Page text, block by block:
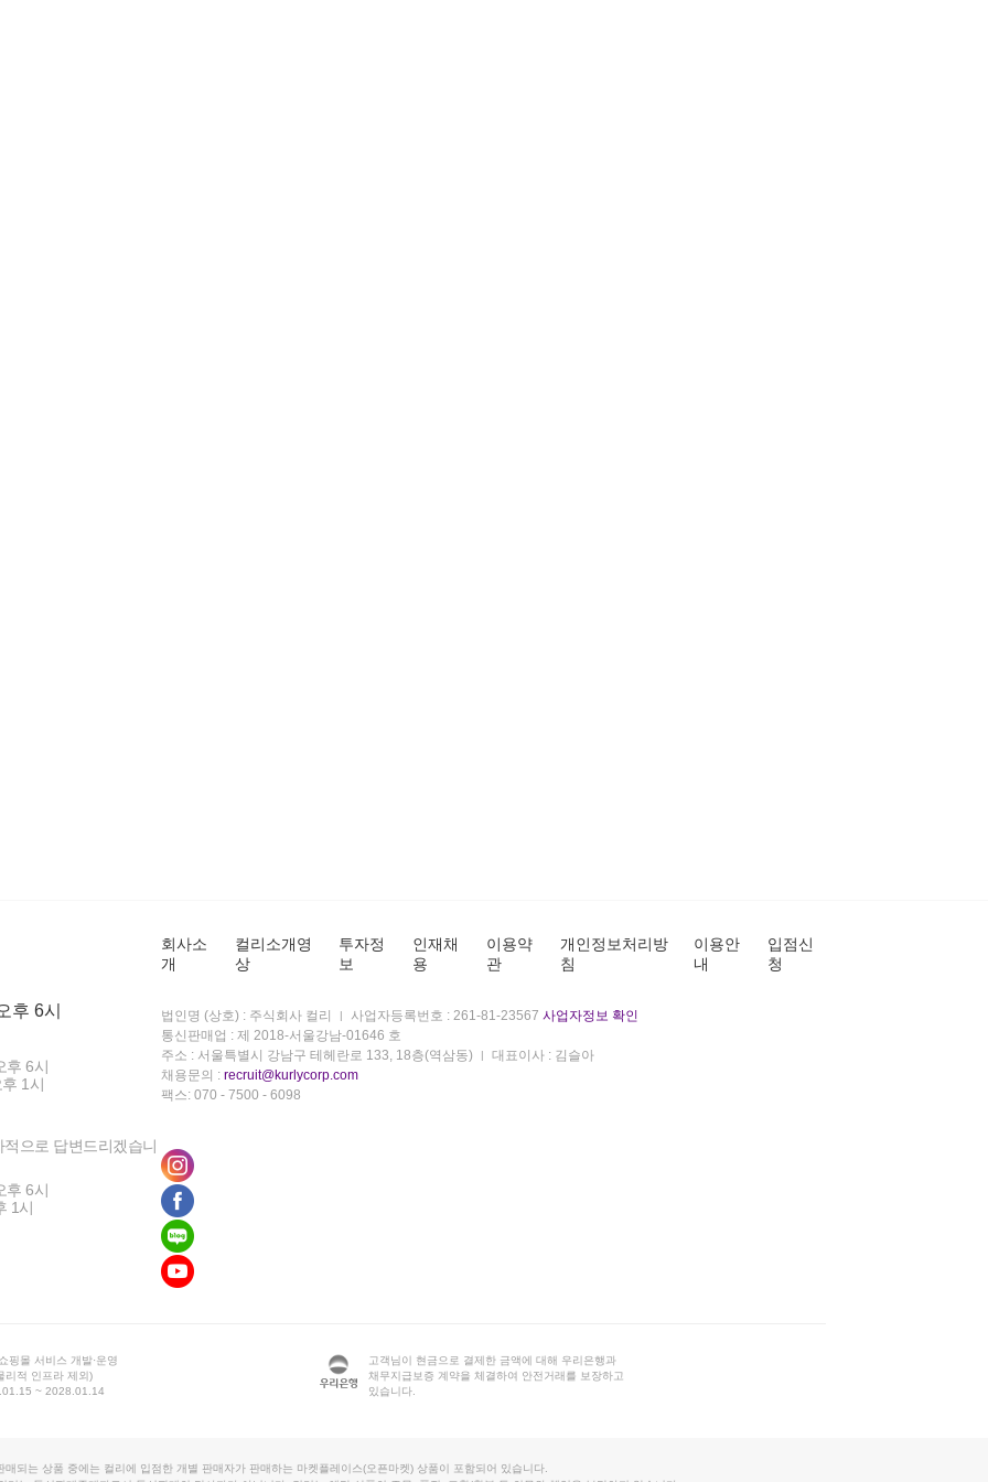
후 6시
후 6시
1시
으로 답변드리겠습니
후 6시
1시
회사소
개
컬리소개영
상
투자정
보
인재채
용
이용약
관
개인정보처리방
침
이용안
내
입점신
청
법인명 (상호) : 주식회사 컬리 사업자등록번호 : 261-81-23567 사업자정보 확인
통신판매업 : 제 2018-서울강남-01646 호
주소 : 서울특별시 강남구 테헤란로 133, 18층(역삼동)
대표이사 : 김슬아
채용문의 : recruit@kurlycorp.com
팩스: 070 - 7500 - 6098
핑몰 서비스 개발·운영
리적 인프라 제외)
~ 2028.01.14
고객님이 현금으로 결제한 금액에 대해 우리은행과
채무지급보증 계약을 체결하여 안전거래를 보장하고
있습니다.
매되는 상품 중에는 컬리에 입점한 개별 판매자가 판매하는 마켓플레이스(오픈마켓) 상품이 포함되어 있습니다.